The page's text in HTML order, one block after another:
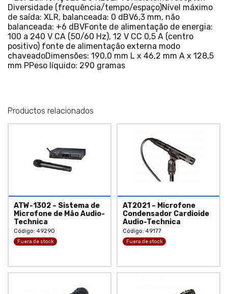
Diversidade (frequência/tempo/espaço)Nível máximo
de saída: XLR, balanceada: 0 dBV6,3 mm, não
balanceada: +6 dBVFonte de alimentação de energia:
100 a 240 V CA (50/60 Hz), 12 V CC 0,5 A (centro
positivo) fonte de alimentação externa modo
chaveadoDimensões: 190,0 mm L x 46,2 mm A x 128,5
mm PPeso líquido: 290 gramas
Productos relacionados
ATW-1302 – Sistema de
Microfone de Mão Audio-
Technica
Código: 49290
Fuera de stock
AT2021 – Microfone
Condensador Cardioide
Audio-Technica
Código: 49177
Fuera de stock